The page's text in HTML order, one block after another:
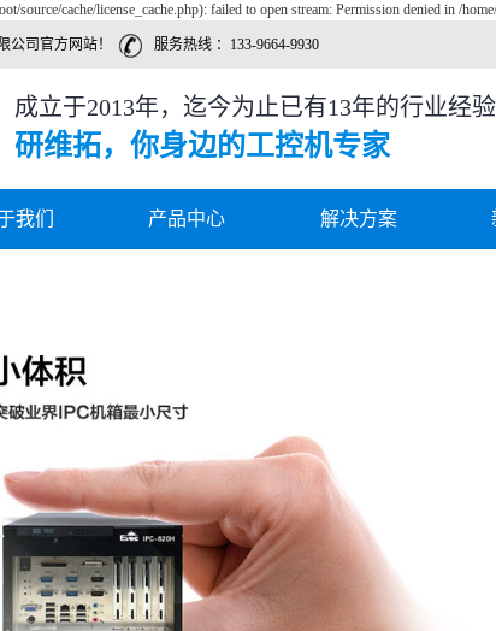
source/cache/license_cache.php): failed to open stream: Permission denied in /
公司官方网站！ 服务热线 ：133-9664-9930
成立于2013年，迄今为止已有13年的行业经验
研维拓，你身边的工控机专家
我们 产品中心 解决方案